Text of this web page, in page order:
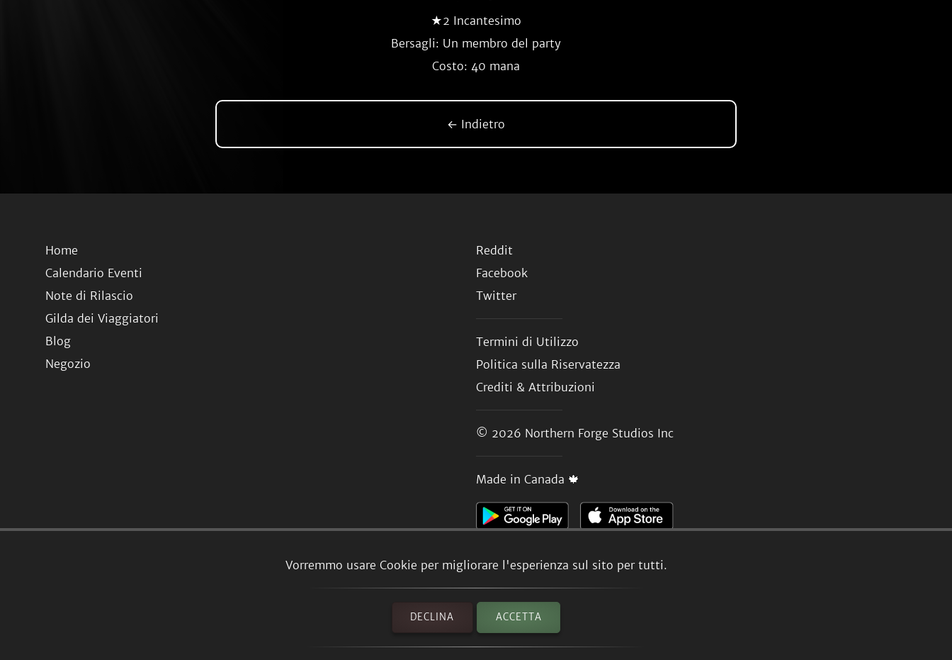
Vorremmo usare Cookie per migliorare l'esperienza sul sito per tutti.
DECLINA ACCETTA
★2 Incantesimo
Bersagli: Un membro del party
Costo: 40 mana
← Indietro
Home
Calendario Eventi
Note di Rilascio
Gilda dei Viaggiatori
Blog
Negozio
Reddit
Facebook
Twitter
Termini di Utilizzo
Politica sulla Riservatezza
Crediti & Attribuzioni
© 2026 Northern Forge Studios Inc
Made in Canada 🍁